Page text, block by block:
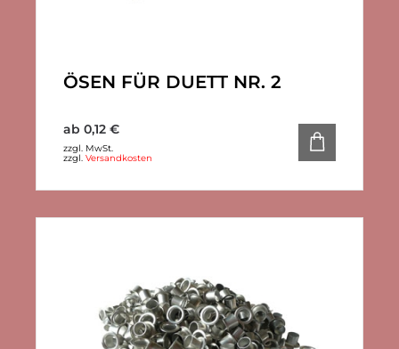
ÖSEN FÜR DUETT NR. 2
ab 0,12 €
zzgl. MwSt.
zzgl. Versandkosten